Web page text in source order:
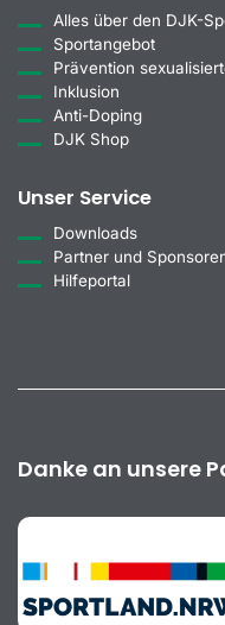
Alles über den DJK-
Sportangebot
Prävention
Inklusion
Anti-Doping
DJK Shop
Unser Service
Downloads
Partner und
Hilfeportal
Danke an unsere